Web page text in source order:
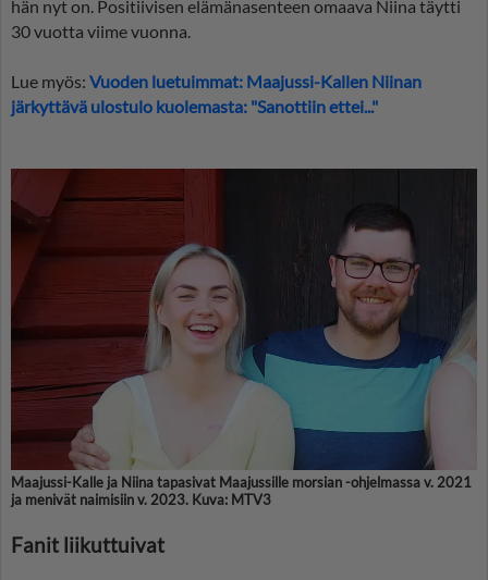
hän nyt on. Positiivisen elämänasenteen omaava Niina täytti
30 vuotta viime vuonna.
Lue myös: Vuoden luetuimmat: Maajussi-Kallen Niinan
järkyttävä ulostulo kuolemasta: "Sanottiin ettei..."
Maajussi-Kalle ja Niina tapasivat Maajussille morsian -ohjelmassa v. 2021
ja menivät naimisiin v. 2023. Kuva: MTV3
Fanit liikuttuivat